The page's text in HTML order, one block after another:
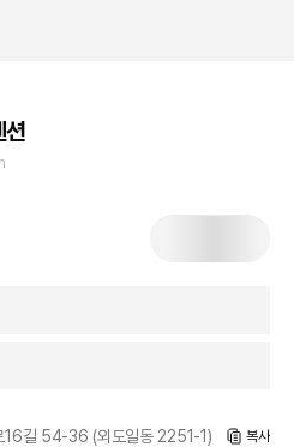
션
16길 54-36 (외도일동 2251-1) 복사